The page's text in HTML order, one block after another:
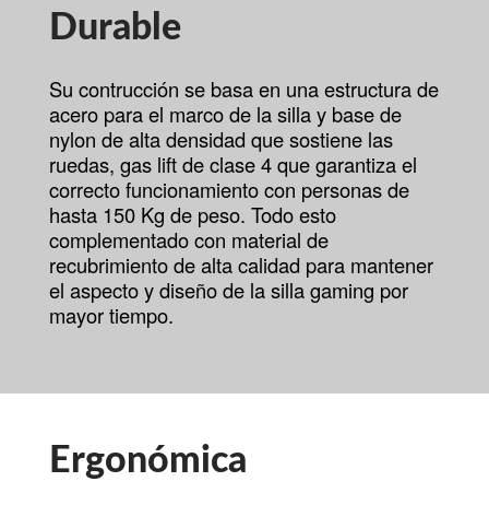
Durable
Su contrucción se basa en una estructura de
acero para el marco de la silla y base de
nylon de alta densidad que sostiene las
ruedas, gas lift de clase 4 que garantiza el
correcto funcionamiento con personas de
hasta 150 Kg de peso. Todo esto
complementado con material de
recubrimiento de alta calidad para mantener
el aspecto y diseño de la silla gaming por
mayor tiempo.
Ergonómica